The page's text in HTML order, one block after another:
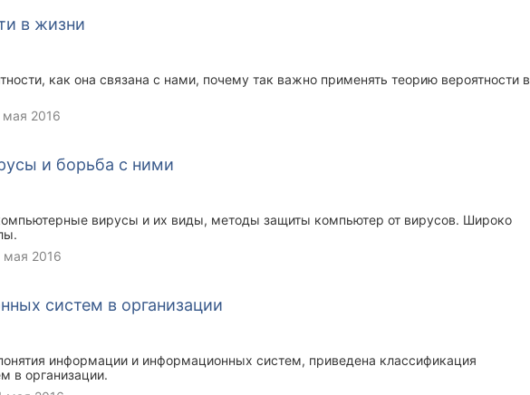
обществ.
в жизни
как она связана с нами, почему так важно применять теорию вероятности в
мая 2016
и борьба с ними
вирусы и их виды, методы защиты компьютер от вирусов. Широко
мая 2016
систем в организации
информации и информационных систем, приведена классификация
в организации.